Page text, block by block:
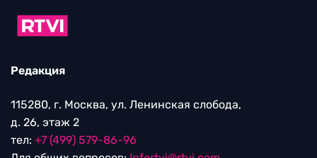
Редакция
115280, г. Москва, ул. Ленинская слобода,
д. 26, этаж 2
тел: +7 (499) 579-86-96